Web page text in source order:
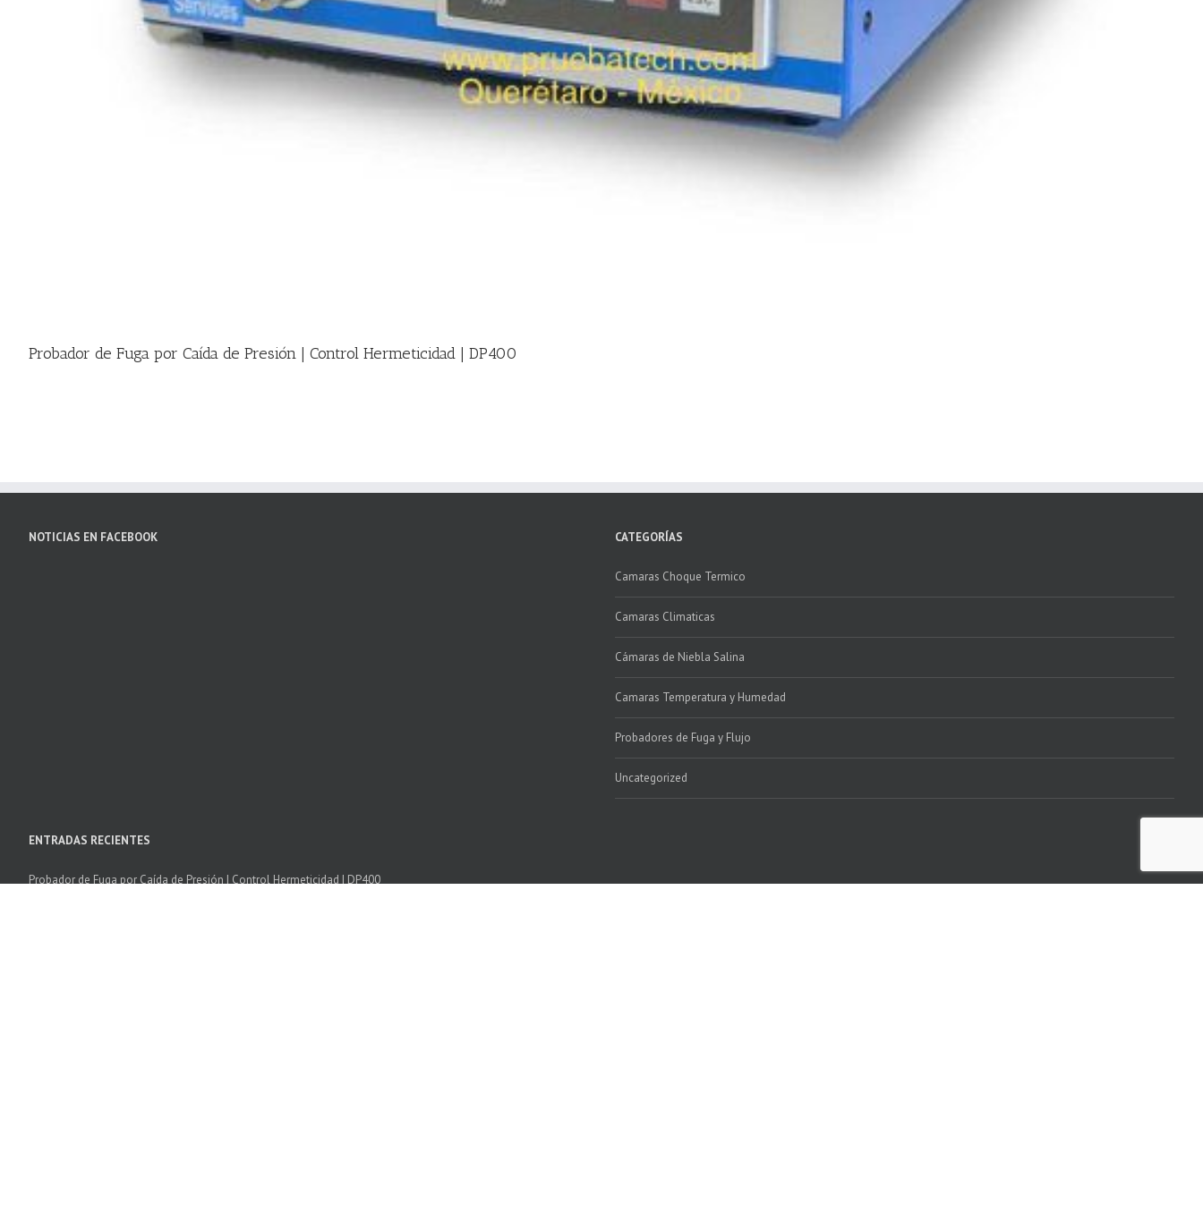
Probador de Fuga por Caída de Presión | Control Hermeticidad | DP400
NOTICIAS EN FACEBOOK CATEGORÍAS
Camaras Choque Termico
Camaras Climaticas
Cámaras de Niebla Salina
Camaras Temperatura y Humedad
Probadores de Fuga y Flujo
Uncategorized
ENTRADAS RECIENTES
Probador de Fuga por Caída de Presión | Control Hermeticidad | DP400